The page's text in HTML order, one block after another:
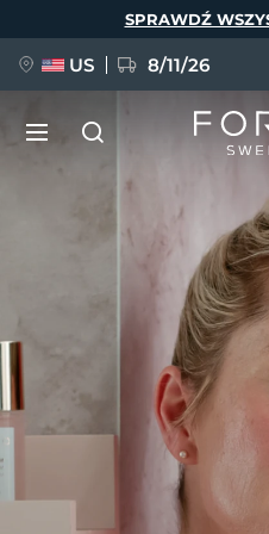
SPRAWDŹ
US 8/11/26
FAQ™ Pure Beauty-
BREAKING NEWS
issa™ Teeth Whitening
Italiano
Svenska
简体中文